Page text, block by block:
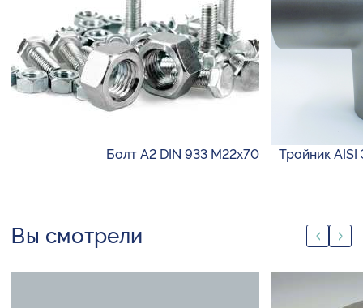
Болт А2 DIN 933 М22х70 Тройник
Вы смотрели